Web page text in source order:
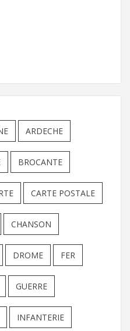
ARDECHE
BROCANTE
CARTE POSTALE
CHANSON
DROME FER
GUERRE
INFANTERIE